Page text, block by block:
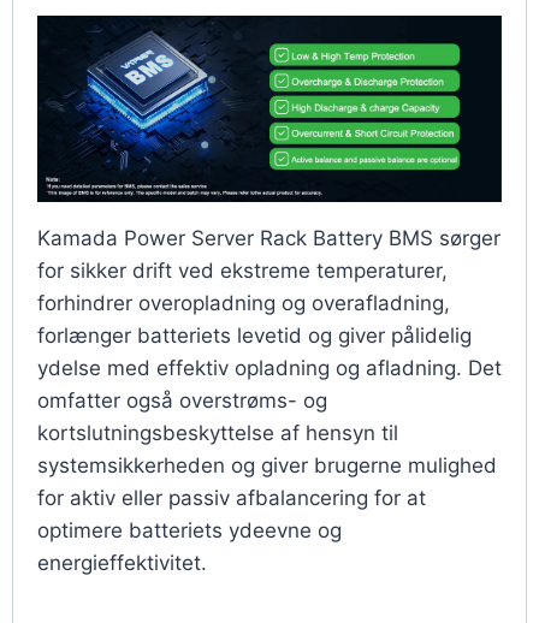
Kamada Power Server Rack Battery BMS sørger
for sikker drift ved ekstreme temperaturer,
forhindrer overopladning og overafladning,
forlænger batteriets levetid og giver pålidelig
ydelse med effektiv opladning og afladning. Det
omfatter også overstrøms- og
kortslutningsbeskyttelse af hensyn til
systemsikkerheden og giver brugerne mulighed
for aktiv eller passiv afbalancering for at
optimere batteriets ydeevne og
energieffektivitet.